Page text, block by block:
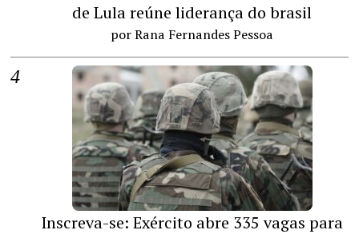
de Lula reúne liderança do brasil
por Rana Fernandes Pessoa
Inscreva-se: Exército abre 335 vagas para